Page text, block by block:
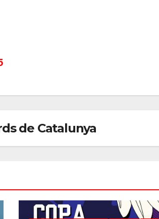
de Catalunya